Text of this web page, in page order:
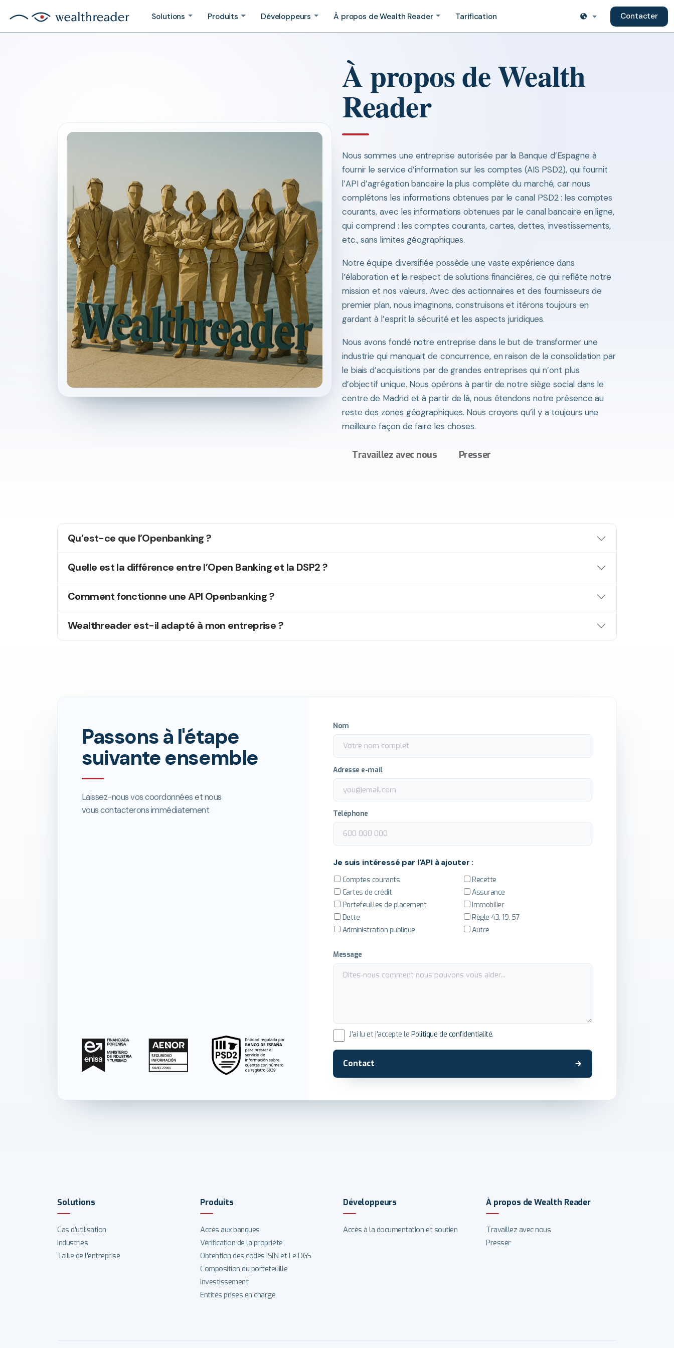
Solutions Produits Développeurs À propos de Wealth Reader Tarification Contacter
À propos de Wealth
Reader
Nous sommes une entreprise autorisée par la Banque d’Espagne à
fournir le service d’information sur les comptes (AIS PSD2), qui fournit
l’API d’agrégation bancaire la plus complète du marché, car nous
complétons les informations obtenues par le canal PSD2 : les comptes
courants, avec les informations obtenues par le canal bancaire en ligne,
qui comprend : les comptes courants, cartes, dettes, investissements,
etc., sans limites géographiques.
Notre équipe diversifiée possède une vaste expérience dans
l’élaboration et le respect de solutions financières, ce qui reflète notre
mission et nos valeurs. Avec des actionnaires et des fournisseurs de
premier plan, nous imaginons, construisons et itérons toujours en
gardant à l’esprit la sécurité et les aspects juridiques.
Nous avons fondé notre entreprise dans le but de transformer une
industrie qui manquait de concurrence, en raison de la consolidation par
le biais d’acquisitions par de grandes entreprises qui n’ont plus
d’objectif unique. Nous opérons à partir de notre siège social dans le
centre de Madrid et à partir de là, nous étendons notre présence au
reste des zones géographiques. Nous croyons qu’il y a toujours une
meilleure façon de faire les choses.
Travaillez avec nous Presser
Qu’est-ce que l’Openbanking ?
Quelle est la différence entre l’Open Banking et la DSP2 ?
Comment fonctionne une API Openbanking ?
Wealthreader est-il adapté à mon entreprise ?
Passons à l'étape
suivante ensemble
Laissez-nous vos coordonnées et nous
vous contacterons immédiatement
Nom
Adresse e-mail
Téléphone
Je suis intéressé par l'API à ajouter :
Comptes courants
Cartes de crédit
Portefeuilles de placement
Dette
Administration publique
Recette
Assurance
Immobilier
Règle 43, 19, 57
Autre
Message
J'ai lu et j'accepte le Politique de confidentialité.
Contact
Solutions
Cas d'utilisation
Industries
Taille de l'entreprise
Produits
Accès aux banques
Vérification de la propriété
Obtention des codes ISIN et Le DGS
Composition du portefeuille
investissement
Entités prises en charge
Développeurs
Accès à la documentation et soutien
À propos de Wealth Reader
Travaillez avec nous
Presser